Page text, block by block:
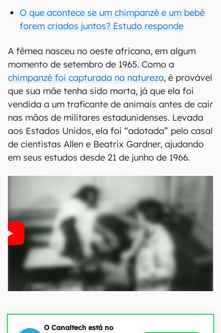
O que acontece se um chimpanzé e um bebê
forem criados juntos? Estudo responde
A fêmea nasceu no oeste africana, em algum
momento de setembro de 1965. Como a
chimpanzé foi capturada na natureza, é provável
que sua mãe tenha sido morta, já que ela foi
vendida a um traficante de animais antes de cair
nas mãos de militares estadunidenses. Levada
aos Estados Unidos, ela foi “adotada” pelo casal
de cientistas Allen e Beatrix Gardner, ajudando
em seus estudos desde 21 de junho de 1966.
O Canaltech está no